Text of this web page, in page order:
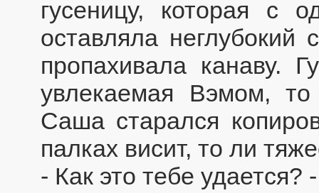
гусеницу, которая с
оставляла неглубокий
пропахивала канаву.
увлекаемая Вэмом,
Саша старался
палках висит, то ли
- Как это тебе удается?